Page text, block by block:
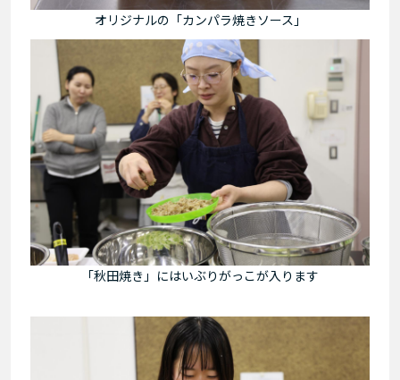
オリジナルの「カンパラ焼きソース」
「秋田焼き」にはいぶりがっこが入ります